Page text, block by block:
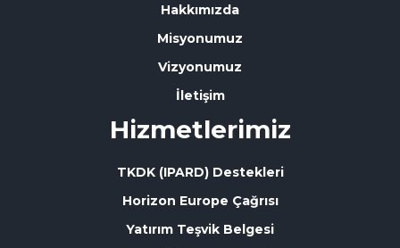
Hakkımızda
Misyonumuz
Vizyonumuz
İletişim
Hizmetlerimiz
TKDK (IPARD) Destekleri
Horizon Europe Çağrısı
Yatırım Teşvik Belgesi